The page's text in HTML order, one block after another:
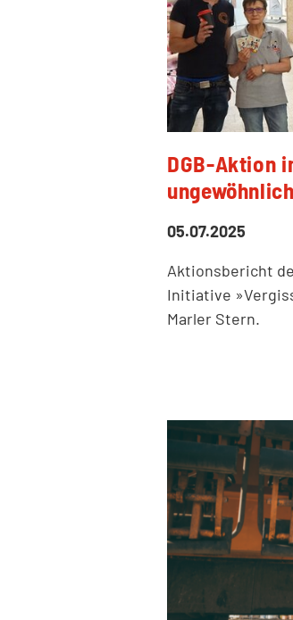
DGB-Aktion
05.07.2025
Aktionsbericht
Initiative
Marler Stern.